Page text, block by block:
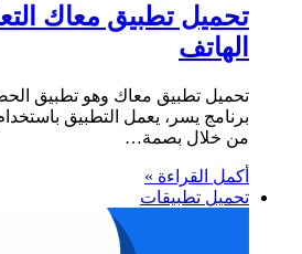
تحميل تطبيق معاك
الهاتف
تحميل تطبيق معاك وهو تطبيق
برنامج يسر، يعمل التطبيق
من خلال بصمة…
أكمل القراءة »
تحميل تطبيقات